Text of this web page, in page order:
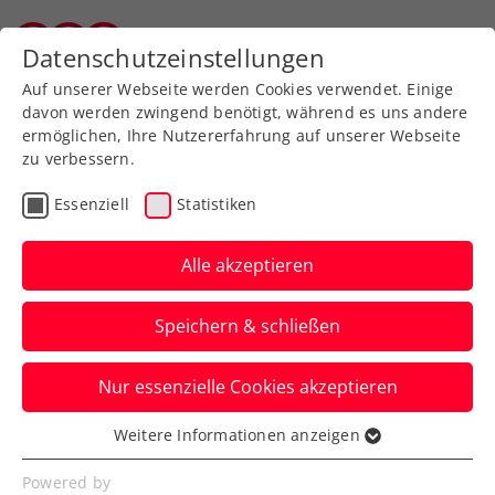
Turniere
Novak in Hamburg
erstmals mit
Doublechance bei ATP-
Challenger
Das ÖTV-Ass steht an der deutschen
Nordseeküste im Einzel-Halbfinale und
Doppelfinale.
Datenschutzeinstellungen
Auf unserer Webseite werden Cookies verwendet. Einige
davon werden zwingend benötigt, während es uns andere
ermöglichen, Ihre Nutzererfahrung auf unserer Webseite
zu verbessern.
Essenziell Statistiken
Alle akzeptieren
Speichern & schließen
Nur essenzielle Cookies akzeptieren
Essenziell
Essenzielle Cookies werden für grundlegende
Weitere Informationen anzeigen
Powered by